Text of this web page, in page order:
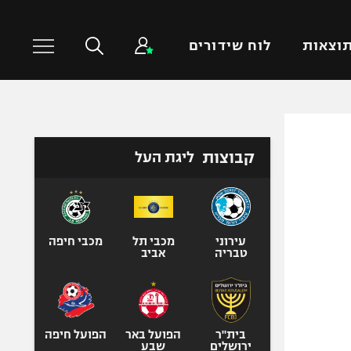
תוצאות לוח שידורים
טניס
כדורעף
ספורט אולימפי
קבוצות ליגת העל
עירוני
טבריה
מכבי תל
אביב
מכבי חיפה
בית"ר
ירושלים
הפועל באר
שבע
הפועל חיפה